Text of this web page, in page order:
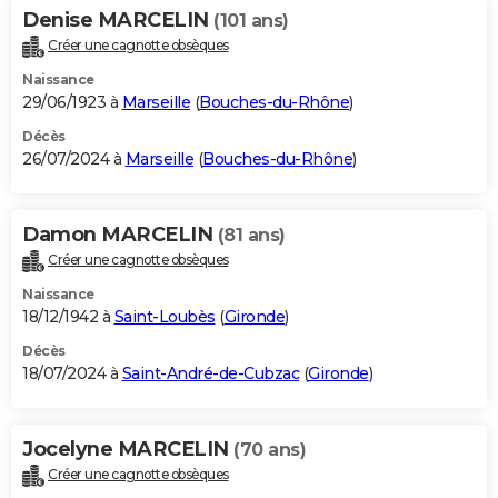
Denise MARCELIN (101 ans)
Créer une cagnotte obsèques
Naissance
29/06/1923 à Marseille (Bouches-du-Rhône)
Décès
26/07/2024 à Marseille (Bouches-du-Rhône)
Damon MARCELIN (81 ans)
Créer une cagnotte obsèques
Naissance
18/12/1942 à Saint-Loubès (Gironde)
Décès
18/07/2024 à Saint-André-de-Cubzac(Gironde)
Jocelyne MARCELIN (70 ans)
Créer une cagnotte obsèques